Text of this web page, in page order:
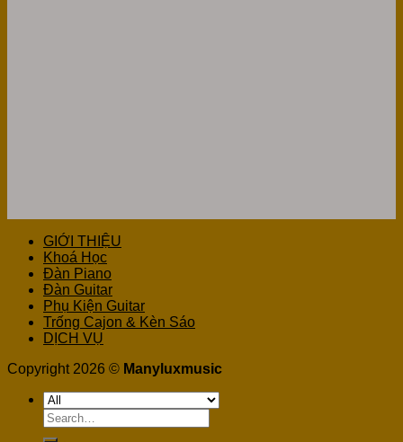
GIỚI THIỆU
Khoá Học
Đàn Piano
Đàn Guitar
Phụ Kiện Guitar
Trống Cajon & Kèn Sáo
DỊCH VỤ
Copyright 2026 © Manyluxmusic
Search
for: